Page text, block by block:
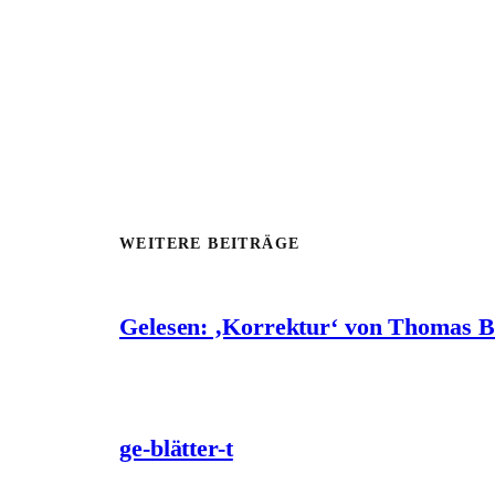
WEITERE BEITRÄGE
Gelesen: ‚Korrektur‘ von Thomas
ge-blätter-t